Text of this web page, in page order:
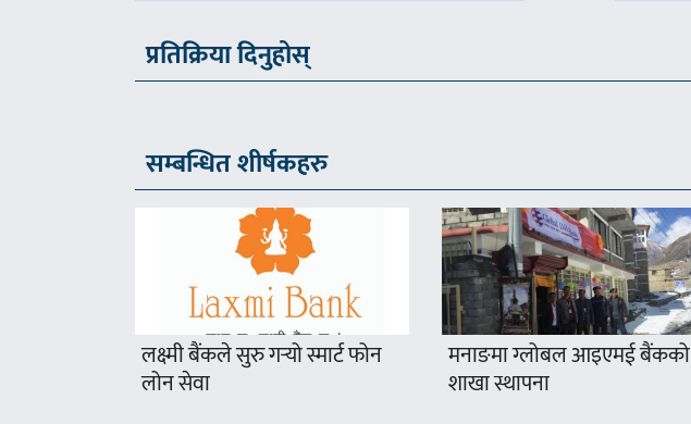
प्रतिक्रिया दिनुहोस्
सम्बन्धित शीर्षकहरु
लक्ष्मी बैंकले सुरु गर्‍यो स्मार्ट फोन
लोन सेवा
मनाङमा ग्लोबल आइएमई बैंकको
शाखा स्थापना